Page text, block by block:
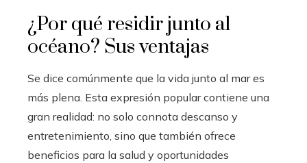
¿Por qué residir junto al
océano? Sus ventajas
Se dice comúnmente que la vida junto al mar es
más plena. Esta expresión popular contiene una
gran realidad: no solo connota descanso y
entretenimiento, sino que también ofrece
beneficios para la salud y oportunidades